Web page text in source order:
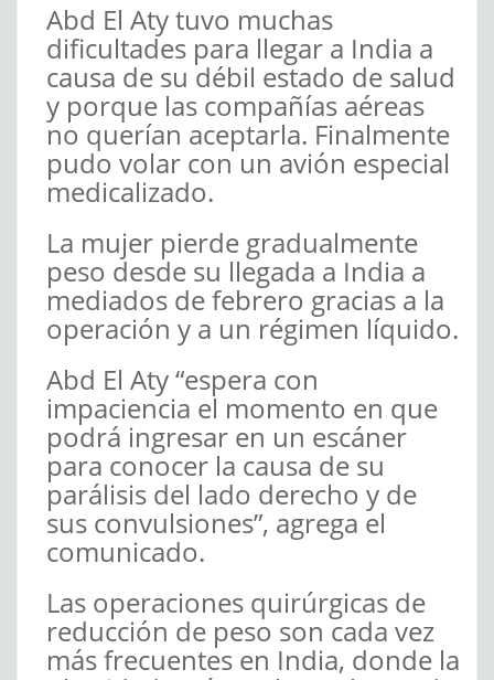
Abd El Aty tuvo muchas
dificultades para llegar a India a
causa de su débil estado de salud
y porque las compañías aéreas
no querían aceptarla. Finalmente
pudo volar con un avión especial
medicalizado.
La mujer pierde gradualmente
peso desde su llegada a India a
mediados de febrero gracias a la
operación y a un régimen líquido.
Abd El Aty “espera con
impaciencia el momento en que
podrá ingresar en un escáner
para conocer la causa de su
parálisis del lado derecho y de
sus convulsiones”, agrega el
comunicado.
Las operaciones quirúrgicas de
reducción de peso son cada vez
más frecuentes en India, donde la